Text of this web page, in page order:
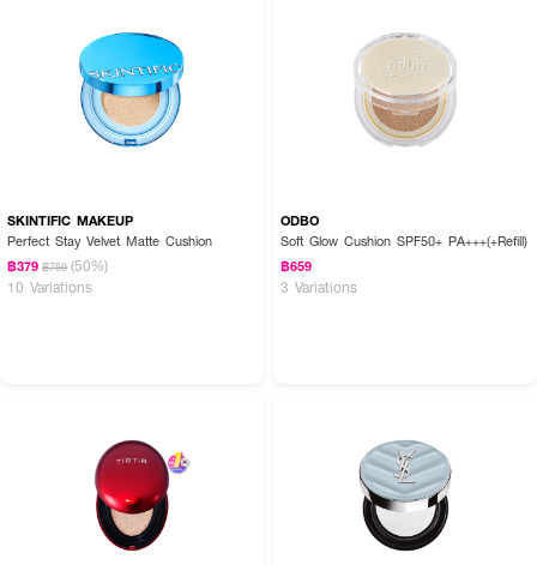
● Skincare Power บอกลาสิว ปรับผิวกระจ่างใส
● Sun Protection Power ปกป้องผิวจาก UVA UVB
● กันน้ำ กันเหงื่อ
● ปริมาณ 12 g. x 2
SKINTIFIC MAKEUP
Perfect Stay Velvet Matte Cushion
฿379 ฿759 (50%)
10 Variations
ODBO
Soft Glow Cushion SPF50+ PA+++(+Refill)
฿659
3 Variations